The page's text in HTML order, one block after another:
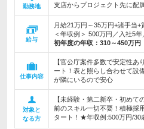
勤務地
支店からプロジェクト先に配
給与
月給21万円～35万円+諸手当
＜年収例＞ 500万円／入社5
初年度の年収： 310～450万円
仕事内容
【官公庁案件多数で安定性あ
ート！表と照らし合わせて
が隣にいるので安心
対象と
なる方
【未経験・第二新卒・初めて
前のスキル一切不要！積極採
タート！★年収例:500万円/30